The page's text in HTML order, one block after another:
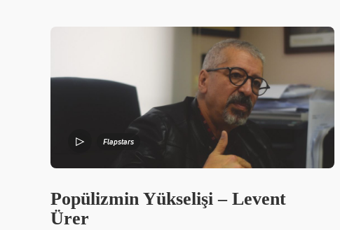
Flapstars
Popülizmin Yükselişi – Levent
Ürer